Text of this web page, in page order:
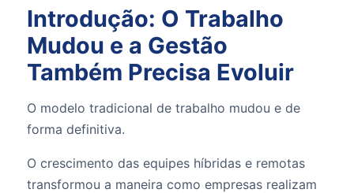
Introdução: O Trabalho
Mudou e a Gestão
Também Precisa Evoluir
O modelo tradicional de trabalho mudou e de
forma definitiva.
O crescimento das equipes híbridas e remotas
transformou a maneira como empresas realizam